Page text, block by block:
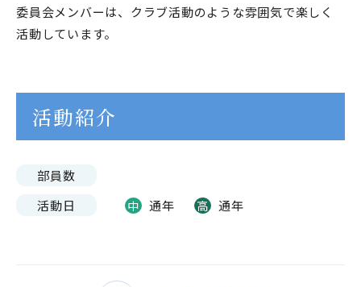
委員会メンバーは、クラブ活動のような雰囲気で楽しく
活動しています。
活動紹介
部員数
活動日
中 通年 高 通年